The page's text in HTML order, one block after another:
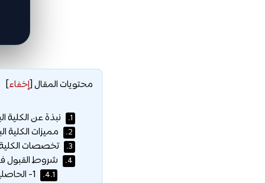
محتويات المقال[إخفاء]
1. نبذة عن الكلية
2. مميزات الكلية
3. تخصصات الكلية
4. شروط القبول في
4.1.